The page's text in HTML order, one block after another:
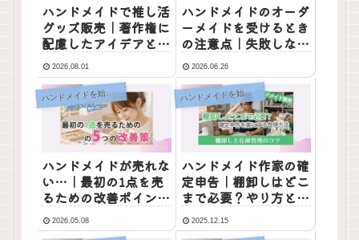
ハンドメイドで推し活
グッズ販売｜著作権に
配慮したアイデアと売
る方法
2026.08.01
ハンドメイドのオーダ
ーメイドを受けるとき
の注意点｜失敗しない
ルールと断り方
2026.06.26
ハンドメイドを始めるための基礎知識
ハンドメイドが売れな
い…｜最初の1点を売
るための改善ポイント
5つ2026.05.08
ハンドメイドを始めるための基礎知識
ハンドメイド作家の確
定申告｜棚卸しはどこ
まで必要？やり方と
「やらなくていい」こ
と2025.12.15